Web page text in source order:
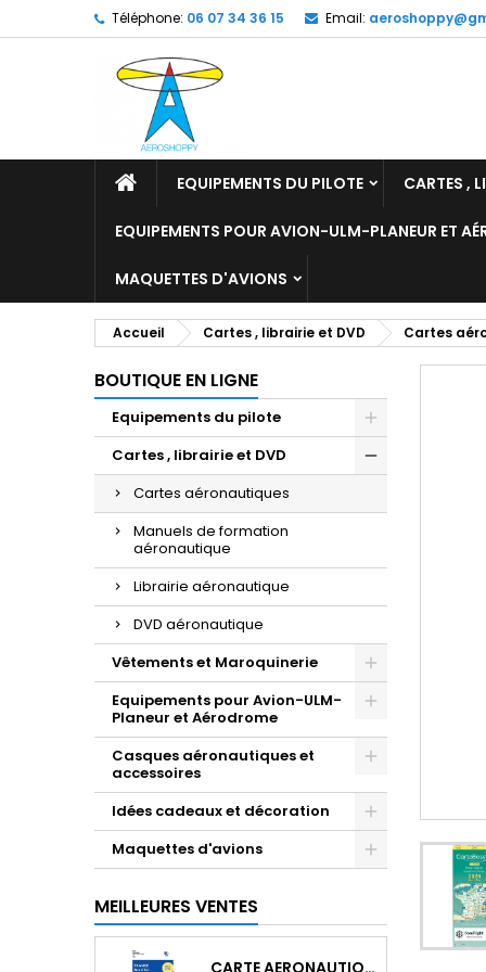
Téléphone: 06 07 34 36 15 Email:
EQUIPEMENTS DU PILOTE CARTES ,
EQUIPEMENTS POUR AVION-ULM-PLANEUR ET
MAQUETTES D'AVIONS
Accueil Cartes , librairie et DVD Cartes
BOUTIQUE EN LIGNE
Equipements du pilote
Cartes , librairie et DVD
Cartes aéronautiques
Manuels de formation
aéronautique
Librairie aéronautique
DVD aéronautique
Vêtements et Maroquinerie
Equipements pour Avion-ULM-
Planeur et Aérodrome
Casques aéronautiques et
accessoires
Idées cadeaux et décoration
Maquettes d'avions
MEILLEURES VENTES
CARTE AERONAUTIQUE OACI SIA FRANCE NORD EST 2026 AU 1/500 000